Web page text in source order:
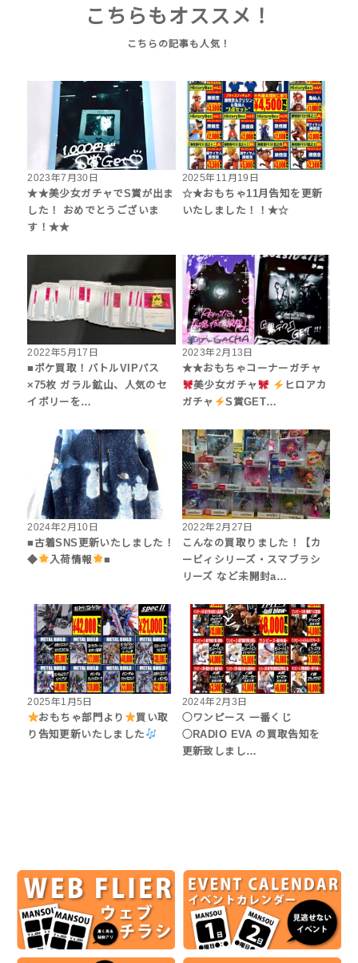
こちらもオススメ！
2023年7月30日
★★美少女ガチャでS賞が出ま
した！ おめでとうございま
す！★★
2025年11月19日
☆★おもちゃ11月告知を更新
いたしました！！★☆
2022年5月17日
■ポケ買取！バトルVIPパス
×75枚 ガラル鉱山、人気のセ
イボリーを…
2023年2月13日
★★おもちゃコーナーガチャ
美少女ガチャ
ヒロアカ
ガチャ
S賞GET…
2024年2月10日
■古着SNS更新いたしました！
◆
入荷情報 ■
2022年2月27日
こんなの買取りました！【カ
ービィシリーズ・スマブラシ
リーズ など未開封a…
2025年1月5日
おもちゃ部門より
買い取
り告知更新いたしました
2024年2月3日
◯ワンピース 一番くじ
◯RADIO EVA の買取告知を
更新致しまし…